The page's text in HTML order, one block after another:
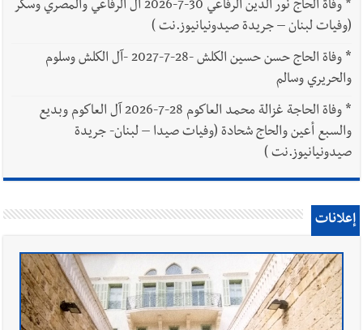
*
وفاة الحاج نور الدين الرفاعي 30-7-2026 آل الرفاعي والمصري وسكر
(وفيات لبنان – جريدة صيدونيانيوز.نت )
*
وفاة الحاج حسن حسين الكلش -28-7-2027 -آل الكلش وسلوم
والحريري وسالم
*
وفاة الحاجة غزالة محمد العاكوم 28-7-2026 آل العاكوم وبديع
والسبع أعين والحاج شحادة (وفيات صيدا – لبنان- جريدة
صيدونيانيوز.نت )
إعلانات